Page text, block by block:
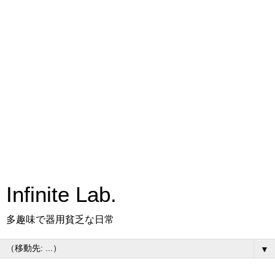
Infinite Lab.
多趣味で器用貧乏な日常
▼